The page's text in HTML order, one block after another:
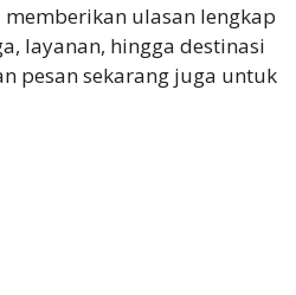
ulasan lengkap
layanan, hingga destinasi
pesan sekarang juga untuk